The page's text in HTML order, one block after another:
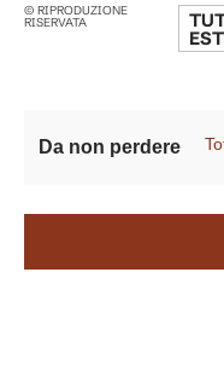
© RIPRODUZIONE
RISERVATA
Da non perdere